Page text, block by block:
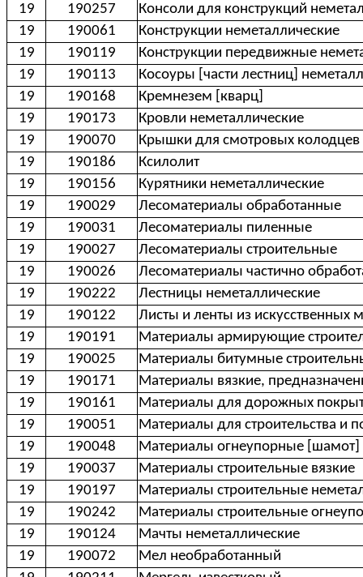
19
190257
Консоли для конструкций
19
190061
Конструкции неметаллические
19
190119
Конструкции передвижные
19
190113
Косоуры [части лестниц]
19
190168
Кремнезем [кварц]
19
190173
Кровли неметаллические
19
190070
Крышки для смотровых колодцев
19
190186
Ксилолит
19
190156
Курятники неметаллические
19
190029
Лесоматериалы обработанные
19
190031
Лесоматериалы пиленные
19
190027
Лесоматериалы строительные
19
190026
Лесоматериалы частично
19
190222
Лестницы неметаллические
19
190122
Листы и ленты из искусственных
19
190191
Материалы армирующие
19
190025
Материалы битумные
19
190171
Материалы вязкие,
19
190161
Материалы для дорожных
19
190051
Материалы для строительства и
19
190048
Материалы огнеупорные [шамот]
19
190037
Материалы строительные вязкие
19
190197
Материалы строительные
19
190242
Материалы строительные
19
190124
Мачты неметаллические
19
190072
Мел необработанный